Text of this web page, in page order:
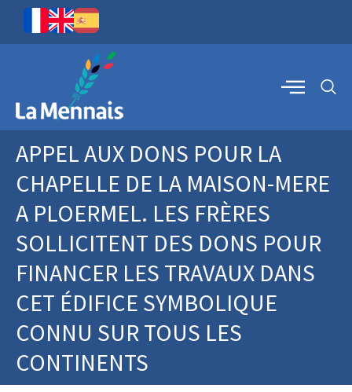
APPEL AUX DONS POUR LA
CHAPELLE DE LA MAISON-MERE
A PLOERMEL. LES FRÈRES
SOLLICITENT DES DONS POUR
FINANCER LES TRAVAUX DANS
CET ÉDIFICE SYMBOLIQUE
CONNU SUR TOUS LES
CONTINENTS